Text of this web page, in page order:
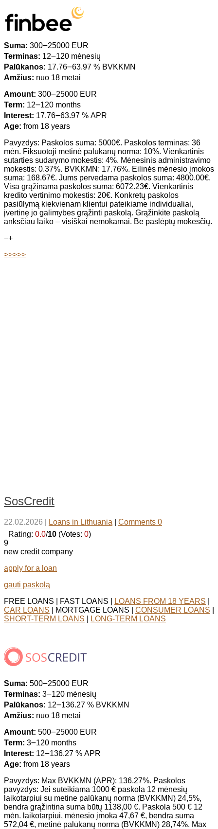
Suma: 300౼25000 EUR
Terminas: 12౼120 mėnesių
Palūkanos: 17.76౼63.97 % BVKKMN
Amžius: nuo 18 metai
Amount: 300౼25000 EUR
Term: 12౼120 months
Interest: 17.76౼63.97 % APR
Age: from 18 years
Pavyzdys: Paskolos suma: 5000€. Paskolos terminas: 36
mėn. Fiksuotoji metinė palūkanų norma: 10%. Vienkartinis
sutarties sudarymo mokestis: 4%. Mėnesinis administravimo
mokestis: 0.37%. BVKKMN: 17.76%. Eilinės mėnesio įmokos
suma: 168.67€. Jums pervedama paskolos suma: 4800.00€.
Visa grąžinama paskolos suma: 6072.23€. Vienkartinis
kredito vertinimo mokestis: 20€. Konkretų paskolos
pasiūlymą kiekvienam klientui pateikiame individualiai,
įvertinę jo galimybes grąžinti paskolą. Grąžinkite paskolą
anksčiau laiko – visiškai nemokamai. Be paslėptų mokesčių.
−+
>>>>>
SosCredit
22.02.2026 Loans in Lithuania
Comments 0
_Rating: 0.0/10 (Votes: 0)
9
new credit company
apply for a loan
gauti paskolą
FREE LOANS | FAST LOANS |
LOANS FROM 18 YEARS
CAR LOANS | MORTGAGE LOANS | CONSUMER LOANS
SHORT-TERM LOANS
LONG-TERM LOANS
Suma: 500౼25000 EUR
Terminas: 3౼120 mėnesių
Palūkanos: 12౼136.27 % BVKKMN
Amžius: nuo 18 metai
Amount: 500౼25000 EUR
Term: 3౼120 months
Interest: 12౼136.27 % APR
Age: from 18 years
Pavyzdys: Max BVKKMN (APR): 136.27%. Paskolos
pavyzdys: Jei suteikiama 1000 € paskola 12 mėnesių
laikotarpiui su metine palūkanų norma (BVKKMN) 24,5%,
bendra grąžintina suma būtų 1138,00 €. Paskola 500 € 12
mėn. laikotarpiui, mėnesio įmoka 47,67 €, bendra suma
572,04 €, metinė palūkanų norma (BVKKMN) 28,74%. Max